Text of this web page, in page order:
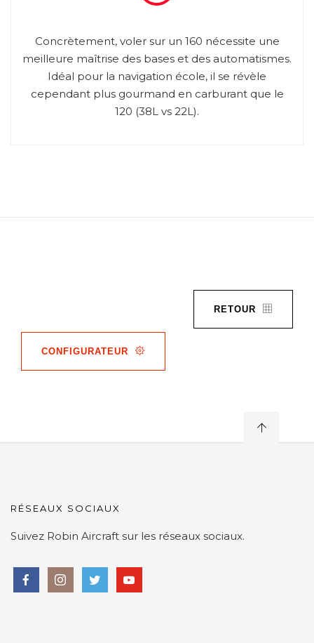
Concrètement, voler sur un 160 nécessite une
meilleure maîtrise des bases et des automatismes.
Idéal pour la navigation école, il se révèle
cependant plus gourmand en carburant que le
120 (38L vs 22L).
RETOUR
CONFIGURATEUR
RÉSEAUX SOCIAUX
Suivez Robin Aircraft sur les réseaux sociaux.